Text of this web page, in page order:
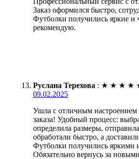
Заказ оформился быстро,
Футболки получились яркие и
рекомендую.
Руслана Терехова : ★ ★ ★ ★
09.02.2025
Ушла с отличным настроением
заказа! Удобный процесс:
определила размеры, отправила
обработали быстро, а
Футболки получились яркими
Обязательно вернусь за